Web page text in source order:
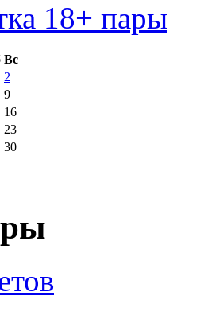
18+ пары
Вс
2
9
16
23
30